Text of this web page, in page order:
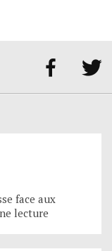
 
face aux
lecture